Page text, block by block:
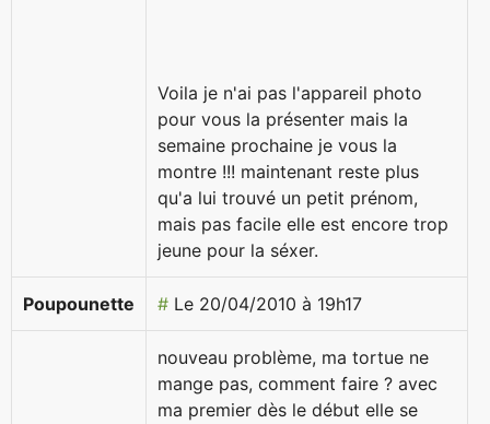
Voila je n'ai pas l'appareil photo
pour vous la présenter mais la
semaine prochaine je vous la
montre !!! maintenant reste plus
qu'a lui trouvé un petit prénom,
mais pas facile elle est encore trop
jeune pour la séxer.
Poupounette # Le 20/04/2010 à 19h17
nouveau problème, ma tortue ne
mange pas, comment faire ? avec
ma premier dès le début elle se